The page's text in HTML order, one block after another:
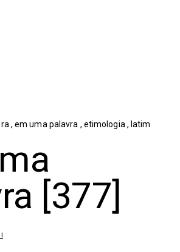
de ferramentas
,em uma palavra , etimologia , latim
[377]